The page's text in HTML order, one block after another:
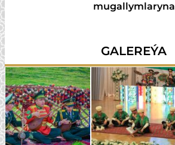
mugallymlaryna
GALEREÝA